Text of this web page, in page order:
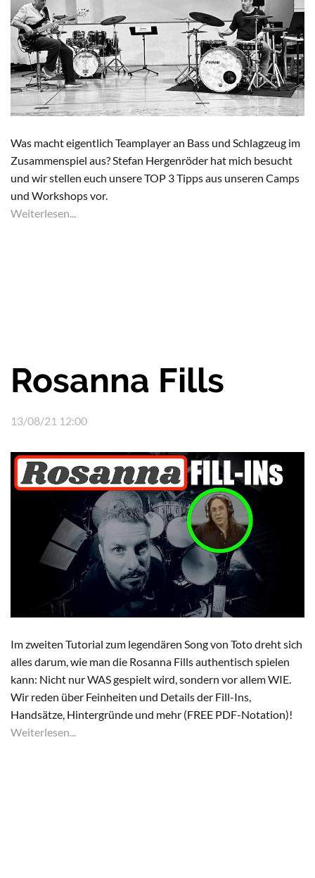
Was macht eigentlich Teamplayer an Bass und Schlagzeug im
Zusammenspiel aus? Stefan Hergenröder hat mich besucht
und wir stellen euch unsere TOP 3 Tipps aus unseren Camps
und Workshops vor.
Weiterlesen...
Rosanna Fills
13/08/21 12:00
Im zweiten Tutorial zum legendären Song von Toto dreht sich
alles darum, wie man die Rosanna Fills authentisch spielen
kann: Nicht nur WAS gespielt wird, sondern vor allem WIE.
Wir reden über Feinheiten und Details der Fill-Ins,
Handsätze, Hintergründe und mehr (FREE PDF-Notation)!
Weiterlesen...